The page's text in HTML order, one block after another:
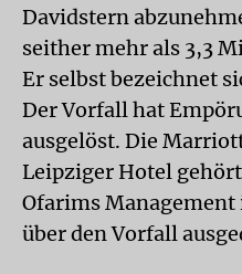
Davidstern
seither mehr als 3,3
Er selbst bezeichnet
Der Vorfall hat
ausgelöst. Die
Leipziger Hotel
Ofarims
über den Vorfall